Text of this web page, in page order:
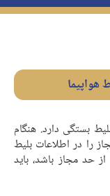
هواپیما
بستگی دارد. هنگام
را در اطلاعات بلیط
حد مجاز باشد، باید